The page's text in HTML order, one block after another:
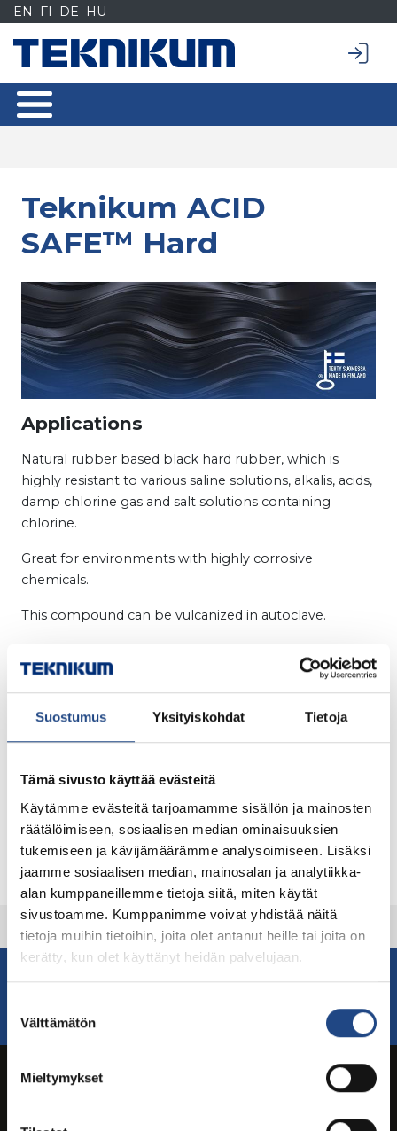
Suostumus Yksityiskohdat Tietoja
Tämä sivusto käyttää evästeitä
Käytämme evästeitä tarjoamamme sisällön ja mainosten
räätälöimiseen, sosiaalisen median ominaisuuksien
tukemiseen ja kävijämäärämme analysoimiseen. Lisäksi
jaamme sosiaalisen median, mainosalan ja analytiikka-
alan kumppaneillemme tietoja siitä, miten käytät
sivustoamme. Kumppanimme voivat yhdistää näitä
tietoja muihin tietoihin, joita olet antanut heille tai joita on
kerätty, kun olet käyttänyt heidän palvelujaan.
valinta
Välttämätön
Mieltymykset
Siirry
sisältöön
EN FI DE HU
Teknikum ACID
SAFE™ Hard
Applications
Natural rubber based black hard rubber, which is
highly resistant to various saline solutions, alkalis, acids,
damp chlorine gas and salt solutions containing
chlorine.
Great for environments with highly corrosive
chemicals.
This compound can be vulcanized in autoclave.
Highly resistant to acids
Tuotekortti
For more information contact our sales